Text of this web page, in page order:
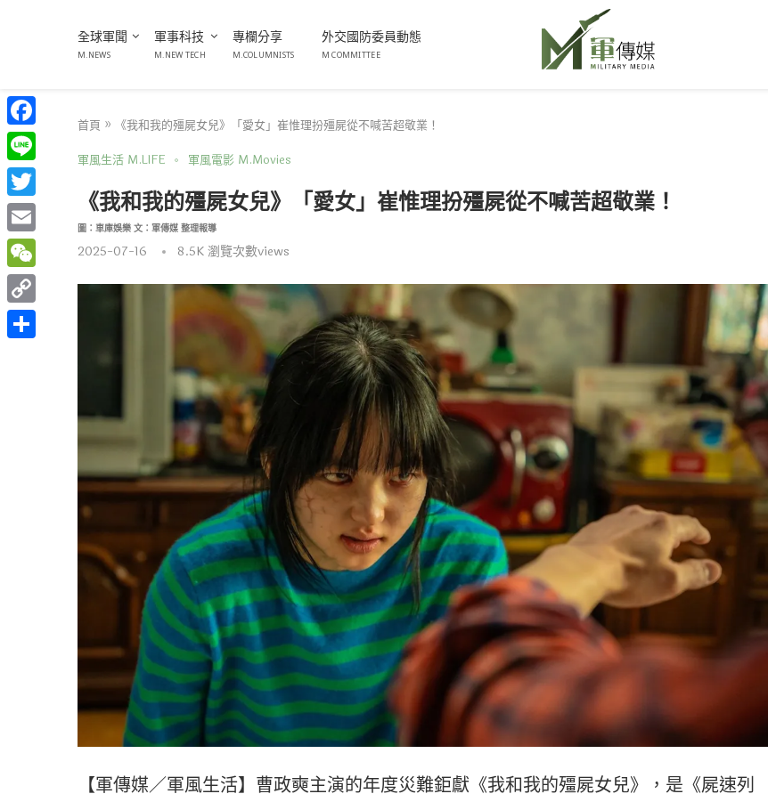
全球軍聞
M.NEWS
軍事科技
M.NEW TECH
專欄分享
M.COLUMNISTS
外交國防委員動態
M COMMITTEE
首頁 » 《我和我的殭屍女兒》「愛女」崔惟理扮殭屍從不喊苦超敬業！
軍風生活 M.LIFE
軍風電影 M.Movies
《我和我的殭屍女兒》「愛女」崔惟理扮殭屍從不喊苦超敬業！
圖：車庫娛樂 文：軍傳媒 整理報導
2025-07-16 8.5K瀏覽次數views
【軍傳媒／軍風生活】曹政奭主演的年度災難鉅獻《我和我的殭屍女兒》，是《屍速列
Facebook
Line
Twitter
Email
WeChat
Copy
Link